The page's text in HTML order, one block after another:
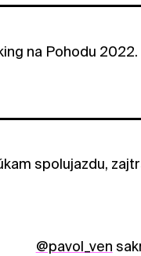
na Pohodu
spolujazdu,
@pavol_ven